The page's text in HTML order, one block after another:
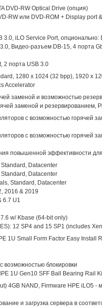
DVD-RW Optical Drive (опция)
RW или DVD-ROM + Display port
iLO Service Port, опционально:
Видео-разъем DB-15, 4 порта
2 порта USB 3.0
1280 x 1024 (32 bpp), 1920 x
Accelerator
заменой и возможностью
заменой и резервированием,
с возможностью горячей
с возможностью горячей
повышенной эффективности
Datacenter
Datacenter
Standard, Datacenter
2016 & 2019
6.7 U1
w/ Kbase (64-bit only)
12 SP4 and 15 SP1 (includes
1U Small Form Factor Easy Install
возможностью блокировки
1U Gen10 SFF Ball Bearing Rail
4GB NAND, Firmware HPE iLO5
и загрузка сервера в